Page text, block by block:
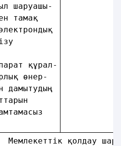
шаруашы-
тамақ
енгізу
құрал-
өнер-
дамытудың
қолдау